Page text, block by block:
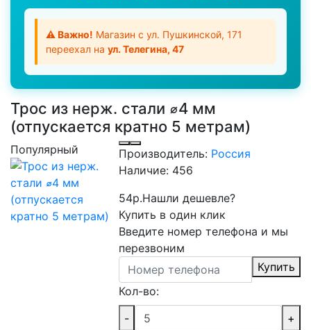
⚠️ Важно! Магазин с ул. Пушкинской, 171
переехал на ул. Телегина, 47
Трос из нерж. стали ⌀4 мм
(отпускается кратно 5 метрам)
Популярный Производитель: Россия
Наличие: 456
54р.Нашли дешевле?
Купить в один клик
Введите номер телефона и мы
перезвоним
Купить
Кол-во:
-
+